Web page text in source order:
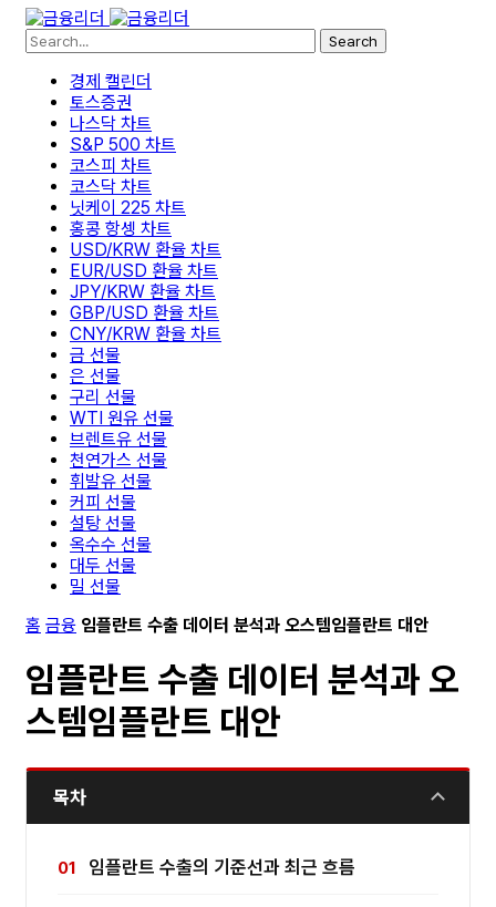
Search
경제 캘린더
토스증권
나스닥 차트
S&P 500 차트
코스피 차트
코스닥 차트
닛케이 225 차트
홍콩 항셍 차트
USD/KRW 환율 차트
EUR/USD 환율 차트
JPY/KRW 환율 차트
GBP/USD 환율 차트
CNY/KRW 환율 차트
금 선물
은 선물
구리 선물
WTI 원유 선물
브렌트유 선물
천연가스 선물
휘발유 선물
커피 선물
설탕 선물
옥수수 선물
대두 선물
밀 선물
홈 금융 임플란트 수출 데이터 분석과 오스템임플란트 대안
임플란트 수출 데이터 분석과 오
스템임플란트 대안
목차
임플란트 수출의 기준선과 최근 흐름